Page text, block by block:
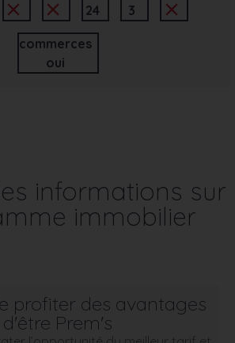
24
3
commerces
oui
informations sur
immobilier
profiter des avantages
d'être Prem's